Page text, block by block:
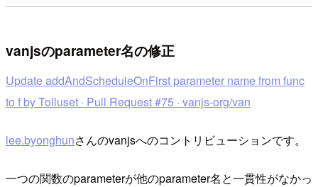
vanjsのparameter名の修正
Update addAndScheduleOnFirst parameter name from func
to f by Tolluset · Pull Request #75 · vanjs-org/van
lee.byonghunさんのvanjsへのコントリビューションです。
一つの関数のparameterが他のparameter名と一貫性がなかっ